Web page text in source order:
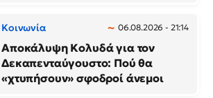
Κοινωνία 06.08.2026 - 21:14
Αποκάλυψη Κολυδά για τον
Δεκαπενταύγουστο: Πού θα
«χτυπήσουν» σφοδροί άνεμοι